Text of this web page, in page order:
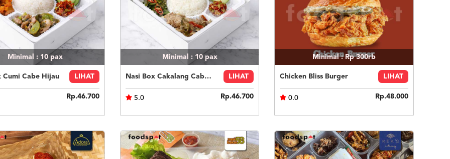
Minimal : 10 pax
Cumi Cabe Hijau LIHAT
Rp.46.700
Minimal : 10 pax
Nasi Box Cakalang Cabe Hijau LIHAT
5.0 Rp.46.700
Minimal : Rp 300rb
Chicken Bliss Burger LIHAT
0.0 Rp.48.000